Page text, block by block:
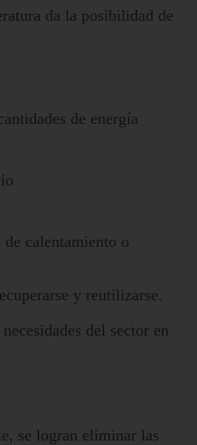
da la posibilidad de
de energía
calentamiento o
y reutilizarse.
del sector en
se logran eliminar las